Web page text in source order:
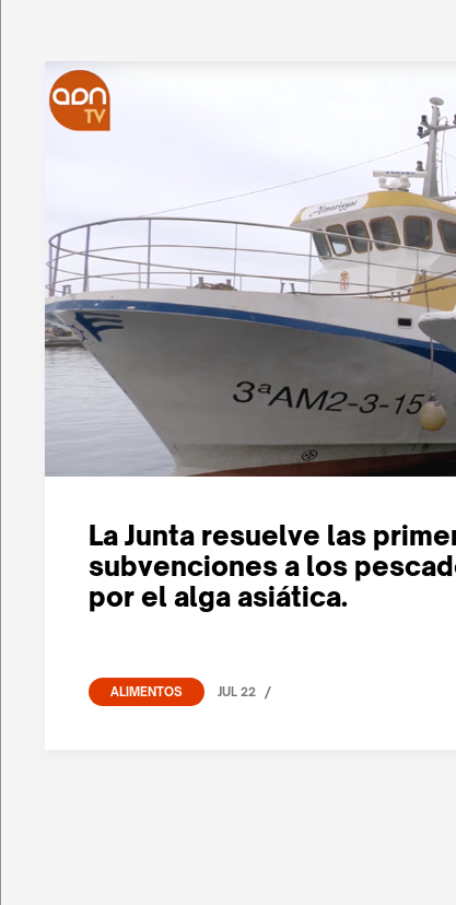
La Junta resuelve las
subvenciones a los
por el alga asiática.
ALIMENTOS JUL 22 /